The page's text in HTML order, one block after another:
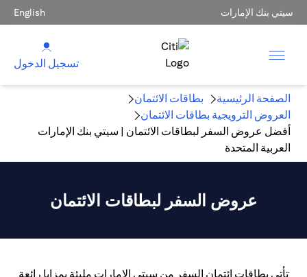
سيتي بنك الإمارات English
تسجيل الدخول
الصفحة الرئيسية
بطاقات الائتمان
العروض الترويجية بطاقات الائتمان
أفضل عروض السفر لبطاقات الائتمان | سيتي بنك الإمارات
العربية المتحدة
عروض السفر لبطاقات الائتمان
تأتي بطاقات ائتمان السفر من سيتي الإمارات مليئة بمزايا رائعة